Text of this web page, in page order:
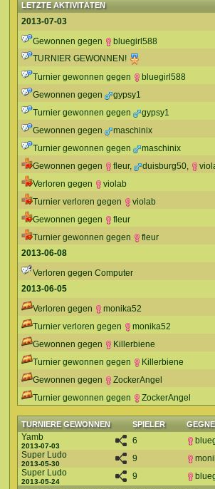
LETZTE AKTIVITÄTEN
2013-07-03
Gewonnen gegen
bluegirl588
TURNIER GEWONNEN!
Turnier gewonnen gegen
bluegirl588
Gewonnen gegen
gypsy1
Turnier gewonnen gegen
gypsy1
Gewonnen gegen
maschinix
Turnier gewonnen gegen
maschinix
Gewonnen gegen
fleur, duisburg50,
Verloren gegen
violab
Turnier verloren gegen
violab
Gewonnen gegen
fleur
Turnier gewonnen gegen
fleur
2013-06-08
Verloren gegen Computer
2013-06-05
Verloren gegen
monika52
Turnier verloren gegen
monika52
Gewonnen gegen
Killerbiene
Turnier gewonnen gegen
Killerbiene
Gewonnen gegen
ZockerAngel
Turnier gewonnen gegen
ZockerAngel
TURNIERE GEWONNEN SPIELER
Yamb
2013-07-03
6
Super Ludo
2013-05-30
9
Super Ludo
2013-05-24
9